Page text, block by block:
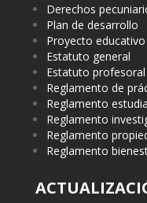
Derechos
Plan de desarrollo
Proyecto
Estatuto general
Estatuto profesoral
Reglamento de
Reglamento
Reglamento
Reglamento
Reglamento